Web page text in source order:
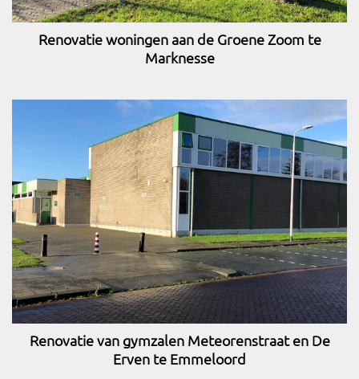
Renovatie woningen aan de Groene Zoom te
Marknesse
Renovatie van gymzalen Meteorenstraat en De
Erven te Emmeloord